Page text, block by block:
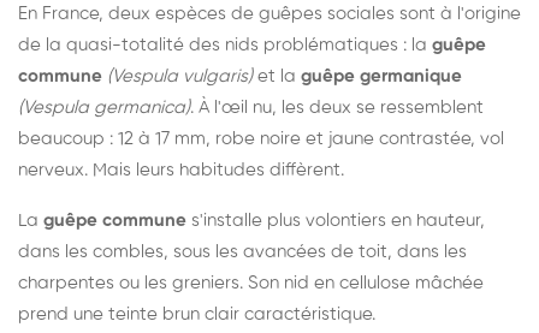
En France, deux espèces de guêpes sociales sont à l'origine
de la quasi-totalité des nids problématiques : la guêpe
commune (Vespula vulgaris)et la guêpe germanique
(Vespula germanica). À l'œil nu, les deux se ressemblent
beaucoup : 12 à 17 mm, robe noire et jaune contrastée, vol
nerveux. Mais leurs habitudes diffèrent.
La guêpe commune s'installe plus volontiers en hauteur,
dans les combles, sous les avancées de toit, dans les
charpentes ou les greniers. Son nid en cellulose mâchée
prend une teinte brun clair caractéristique.